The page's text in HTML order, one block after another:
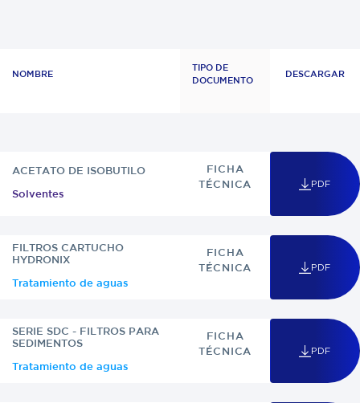
NOMBRE
TIPO DE
DOCUMENTO
DESCARGAR
ACETATO DE ISOBUTILO
Solventes
FICHA
TÉCNICA
PDF
FILTROS CARTUCHO
HYDRONIX
Tratamiento de aguas
FICHA
TÉCNICA
PDF
SERIE SDC - FILTROS PARA
SEDIMENTOS
Tratamiento de aguas
FICHA
TÉCNICA
PDF